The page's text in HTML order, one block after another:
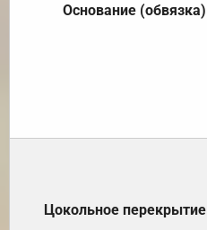
Основание (обвязка)
Цокольное перекрытие